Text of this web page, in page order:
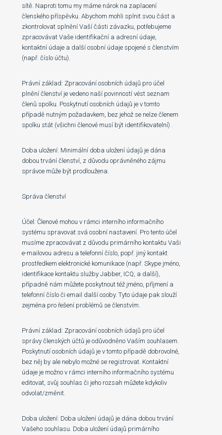
sítě. Naproti tomu my máme nárok na zaplacení
členského příspěvku. Abychom mohli splnit svou část a
zkontrolovat splnění Vaší části závazku, potřebujeme
zpracovávat Vaše identifikační a adresní údaje,
kontaktní údaje a další osobní údaje spojené s členstvím
(např. číslo účtu).
Právní základ: Zpracování osobních údajů pro účel
plnění členství je vedeno naší povinností vést seznam
členů spolku. Poskytnutí osobních údajů je v tomto
případě nutným požadavkem, bez jehož se nelze členem
spolku stát (všichni členové musí být identifikovatelní) .
Doba uložení: Minimální doba uložení údajů je dána
dobou trvání členství, z důvodu oprávněného zájmu
správce může být prodloužena.
Správa členství
Účel: Členové mohou v rámci interního informačního
systému spravovat svá osobní nastavení. Pro tento účel
musíme zpracovávat z důvodu primárního kontaktu Vaši
e-mailovou adresu a telefonní číslo, popř. jiný kontakt
prostředkem elektronické komunikace (např. Skype jméno,
identifikace kontaktu služby Jabber, ICQ, a další),
případně nám můžete poskytnout též jméno, příjmení a
telefonní číslo či email další osoby. Tyto údaje pak slouží
zejména pro řešení problémů se členstvím.
Právní základ: Zpracování osobních údajů pro účel
správy členských účtů je odůvodněno Vaším souhlasem.
Poskytnutí osobních údajů je v tomto případě dobrovolné,
bez něj by ale nebylo možné se registrovat. Kontaktní
údaje je možno v rámci interního informačního systému
editovat, svůj souhlas či jeho rozsah můžete kdykoliv
odvolat/změnit.
Doba uložení: Doba uložení údajů je dána dobou trvání
Vašeho souhlasu. Doba uložení údajů primárního